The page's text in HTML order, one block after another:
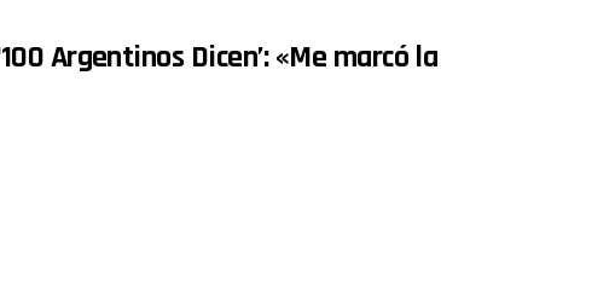
Argentinos Dicen’: «Me marcó la